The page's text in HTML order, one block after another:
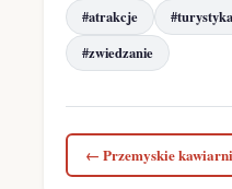
#atrakcje #turystyka
#zwiedzanie
← Przemyskie